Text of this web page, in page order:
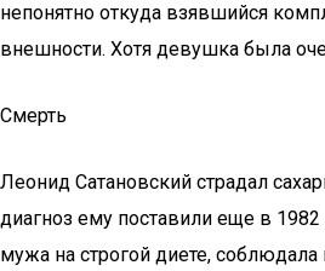
непонятно откуда взявшийся
внешности. Хотя девушка была
Смерть
Леонид Сатановский страдал
диагноз ему поставили еще в 1982
мужа на строгой диете,